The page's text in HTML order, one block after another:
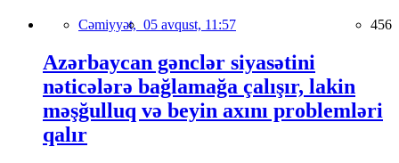
Cəmiyyət, 05 avqust, 11:57 456
Azərbaycan gənclər siyasətini
nəticələrə bağlamağa çalışır, lakin
məşğulluq və beyin axını problemləri
qalır